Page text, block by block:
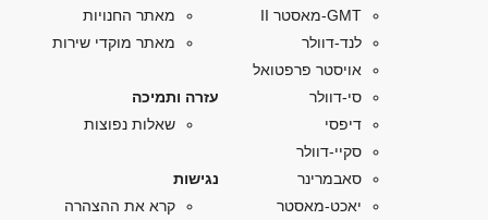
GMT-מאסטר II
לנד-דוולר
אויסטר פרפטואל
סי-דוולר
דיפסי
סקיי-דוולר
סאבמרינר
יאכט-מאסטר
מאתר החנויות
מאתר מוקדי שירות
עזרה ותמיכה
שאלות נפוצות
נגישות
קרא את ההצהרה